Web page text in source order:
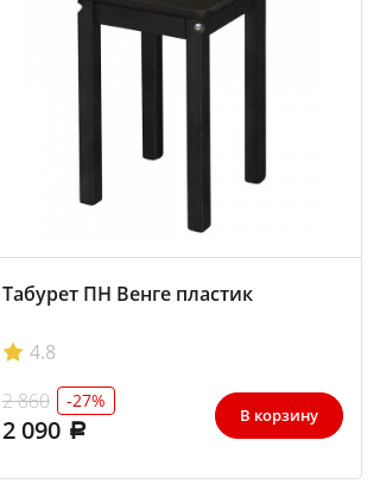
Табурет ПН Венге пластик
4.8
2 860
-27%
2 090 В корзину